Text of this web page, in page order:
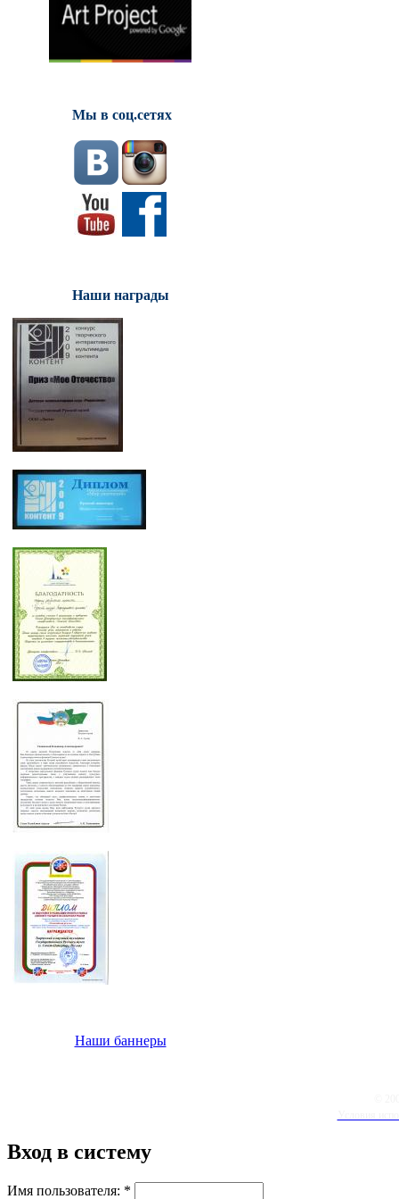
Мы в соц.сетях
Наши награды
Наши баннеры
Вход в систему
Имя пользователя: *